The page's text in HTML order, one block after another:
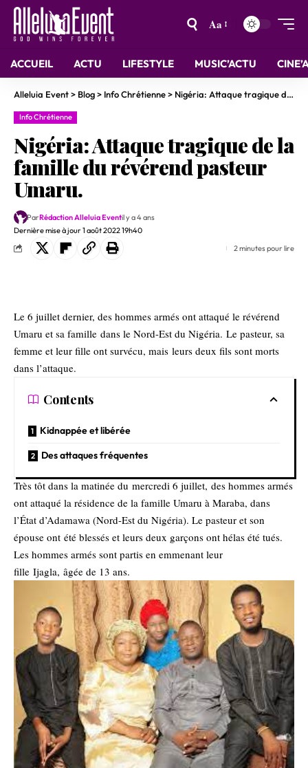
Aa
ACCUEIL ACTU LIFESTYLE MUSIC’ACTU
Alleluia Event> Blog> Info Chrétienne> Nigéria: Attaque tragique de la famille du révérend pasteur Umaru.
Info Chrétienne
Nigéria: Attaque tragique de la
famille du révérend pasteur
Umaru.
Dernière mise à jour 1 août 2022 19h40
ParRédaction Alleluia Eventil y a 4 ans
2 minutes pour lire
Le 6 juillet dernier, des hommes armés ont attaqué le révérend
Umaru et sa famille dans le Nord-Est du Nigéria. Le pasteur, sa
femme et leur fille ont survécu, mais leurs deux fils sont morts
dans l’attaque.
Contents
Kidnappée et libérée
Des attaques fréquentes
Très tôt dans la matinée du mercredi 6 juillet, des hommes armés
ont attaqué la résidence de la famille Umaru à Maraba, dans
l’État d’Adamawa (Nord-Est du Nigéria). Le pasteur et son
épouse ont été blessés et leurs deux garçons ont hélas été tués.
Les hommes armés sont partis en emmenant leur
fille Ijagla, âgée de 13 ans.